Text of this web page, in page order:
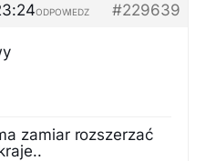
#229639
ODPOWIEDZ
zamiar rozszerzać